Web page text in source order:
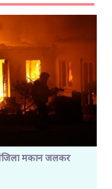
मकान जलकर